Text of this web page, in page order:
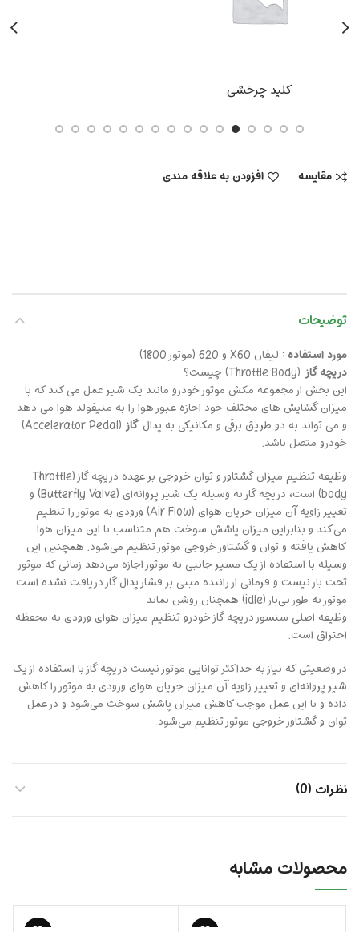
کلید چرخشی
مقایسه افزودن به علاقه مندی
توضیحات
مورد استفاده : لیفان X60 و 620 (موتور 1800)
دریچه گاز (Throttle Body) چیست؟
این بخش از مجموعه مکش موتور خودرو مانند یک شیر عمل می کند که با
میزان گشایش های مختلف خود اجازه عبور هوا را به منیفولد هوا می دهد
و می تواند به دو طریق برقی و مکانیکی به پدال گاز
(Accelerator Pedal)
خودرو متصل باشد.
وظیفه تنظیم میزان گشتاور و توان خروجی بر عهده دریچه گاز (Throttle
body) است، دریچه گاز به وسیله یک شیر پروانه‌ای (Butterfly Valve) و
تغییر زاویه آن میزان جریان هوای (Air Flow) ورودی به موتور را تنظیم
می‌کند و بنابراین میزان پاشش سوخت هم متناسب با این میزان هوا
کاهش یافته و توان و گشتاور خروجی موتور تنظیم می‌شود. همچنین این
وسیله با استفاده از یک مسیر جانبی به موتور اجازه می‌دهد زمانی که موتور
تحت بار نیست و فرمانی از راننده مبنی بر فشار پدال گاز دریافت نشده است
موتور به طور بی‌بار (idle) همچنان روشن بماند
وظیفه اصلی سنسور دریچه گاز خودرو تنظیم میزان هوای ورودی به محفظه
احتراق است.
در وضعیتی که نیاز به حداکثر توانایی موتور نیست دریچه گاز با استفاده از یک
شیر پروانه‌ای و تغییر زاویه آن میزان جریان هوای ورودی به موتور را کاهش
داده و با این عمل موجب کاهش میزان پاشش سوخت می‌شود و در عمل
توان و گشتاور خروجی موتور تنظیم می‌شود.
نظرات (0)
محصولات مشابه